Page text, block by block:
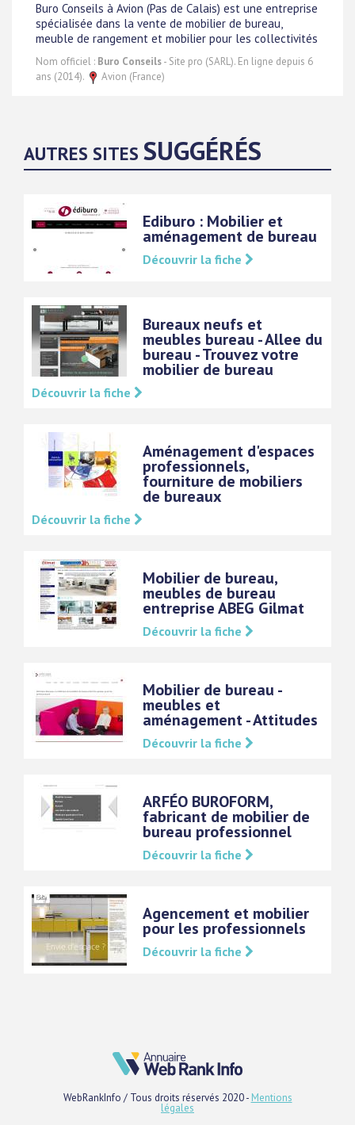
Buro Conseils à Avion (Pas de Calais) est une entreprise
spécialisée dans la vente de mobilier de bureau,
meuble de rangement et mobilier pour les collectivités
Nom officiel : Buro Conseils- Site pro (SARL). En ligne depuis 6
ans (2014).
Avion (France)
AUTRES SITES SUGGÉRÉS
Ediburo : Mobilier et
aménagement de bureau
Découvrir la fiche
Bureaux neufs et
meubles bureau - Allee du
bureau - Trouvez votre
mobilier de bureau
Découvrir la fiche
Aménagement d'espaces
professionnels,
fourniture de mobiliers
de bureaux
Découvrir la fiche
Mobilier de bureau,
meubles de bureau
entreprise ABEG Gilmat
Découvrir la fiche
Mobilier de bureau -
meubles et
aménagement - Attitudes
Découvrir la fiche
ARFÉO BUROFORM,
fabricant de mobilier de
bureau professionnel
Découvrir la fiche
Agencement et mobilier
pour les professionnels
Découvrir la fiche
WebRankInfo / Tous droits réservés 2020 - Mentions
légales